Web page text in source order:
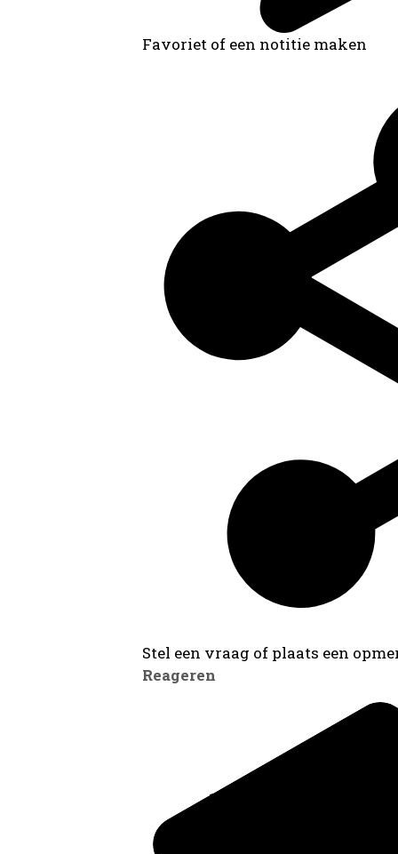
Favoriet of een notitie maken
Stel een vraag of plaats een
Reageren